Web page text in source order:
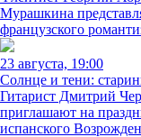
Мурашкина
французского
23 августа, 19:00
Солнце и тени:
Гитарист Дмитрий
приглашают на
испанского